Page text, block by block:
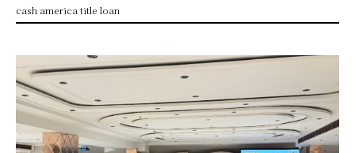
cash america title loan